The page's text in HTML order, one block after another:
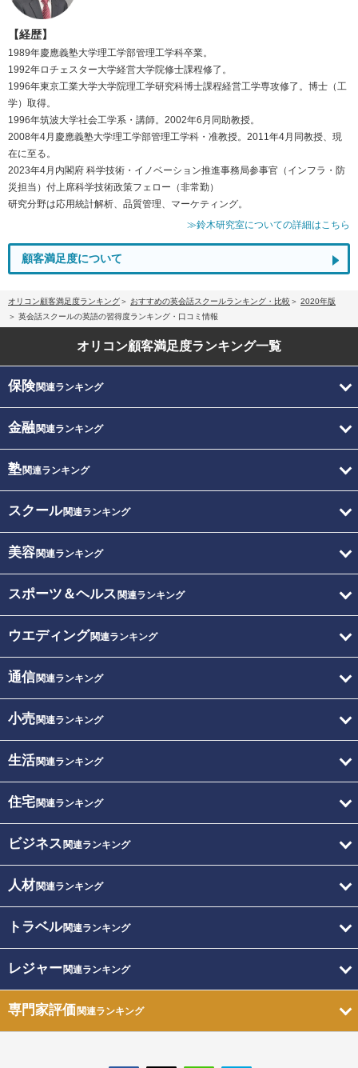
【経歴】
1989年慶應義塾大学理工学部管理工学科卒業。
1992年ロチェスター大学経営大学院修士課程修了。
1996年東京工業大学大学院理工学研究科博士課程経営工学専攻修了。博士（工
学）取得。
1996年筑波大学社会工学系・講師。2002年6月同助教授。
2008年4月慶應義塾大学理工学部管理工学科・准教授。2011年4月同教授、現
在に至る。
2023年4月内閣府 科学技術・イノベーション推進事務局参事官（インフラ・防
災担当）付上席科学技術政策フェロー（非常勤）
研究分野は応用統計解析、品質管理、マーケティング。
≫鈴木研究室についての詳細はこちら
顧客満足度について
オリコン顧客満足度ランキング おすすめの英会話スクールランキング・比較
2020年版
英会話スクールの英語の習得度ランキング・口コミ情報
オリコン顧客満足度ランキング一覧
保険関連ランキング
金融関連ランキング
塾関連ランキング
スクール関連ランキング
美容関連ランキング
スポーツ＆ヘルス 関連ランキング
ウエディング関連ランキング
通信関連ランキング
小売関連ランキング
生活関連ランキング
住宅関連ランキング
ビジネス 関連ランキング
人材関連ランキング
トラベル関連ランキング
レジャー関連ランキング
専門家評価関連ランキング